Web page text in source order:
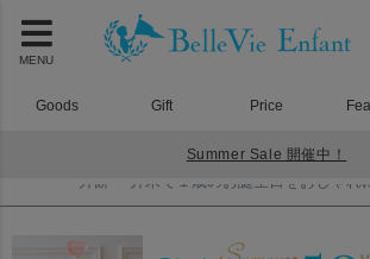
MENU
Goods Gift Price
Summer Sale 開催中！
一升餅 一升米で１歳のお誕生日をおしゃれにお祝いしよう
一升餅 一升米で１歳のお誕生日をおしゃれ